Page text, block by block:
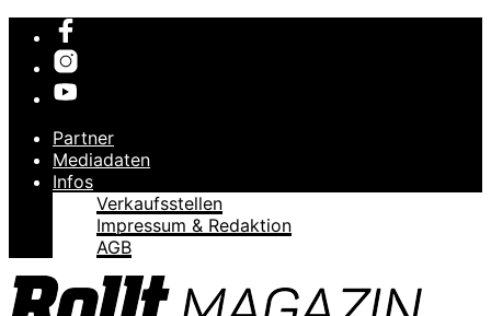
Partner
Mediadaten
Infos
Verkaufsstellen
Impressum & Redaktion
AGB